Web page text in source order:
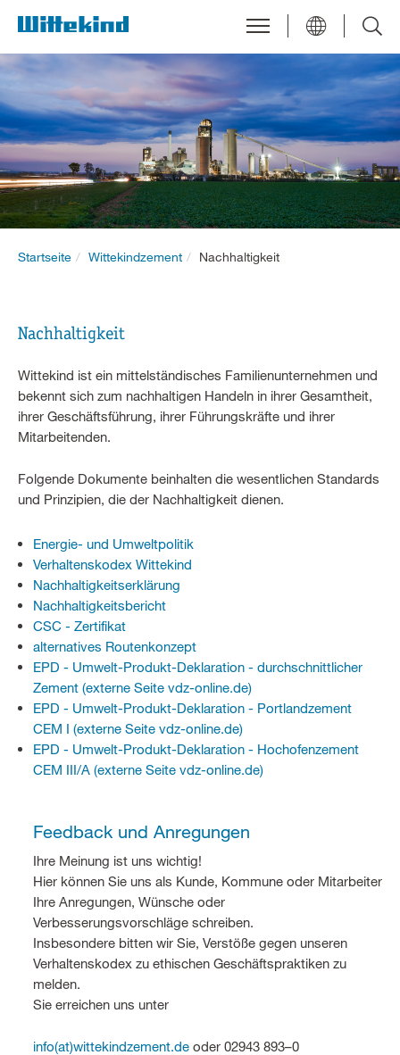
Startseite Wittekindzement Nachhaltigkeit
Nachhaltigkeit
Wittekind ist ein mittelständisches Familienunternehmen und
bekennt sich zum nachhaltigen Handeln in ihrer Gesamtheit,
ihrer Geschäftsführung, ihrer Führungskräfte und ihrer
Mitarbeitenden.
Folgende Dokumente beinhalten die wesentlichen Standards
und Prinzipien, die der Nachhaltigkeit dienen.
Energie- und Umweltpolitik
Verhaltenskodex Wittekind
Nachhaltigkeitserklärung
Nachhaltigkeitsbericht
CSC - Zertifikat
alternatives Routenkonzept
EPD - Umwelt-Produkt-Deklaration - durchschnittlicher
Zement (externe Seite vdz-online.de)
EPD - Umwelt-Produkt-Deklaration - Portlandzement
CEM I (externe Seite vdz-online.de)
EPD - Umwelt-Produkt-Deklaration - Hochofenzement
CEM III/A (externe Seite vdz-online.de)
Feedback und Anregungen
Ihre Meinung ist uns wichtig!
Hier können Sie uns als Kunde, Kommune oder Mitarbeiter
Ihre Anregungen, Wünsche oder
Verbesserungsvorschläge schreiben.
Insbesondere bitten wir Sie, Verstöße gegen unseren
Verhaltenskodex zu ethischen Geschäftspraktiken zu
melden.
Sie erreichen uns unter
info(at)wittekindzement.de oder 02943 893–0